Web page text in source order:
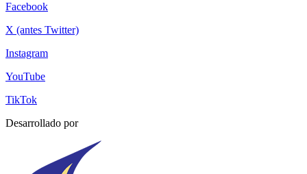
Facebook
X (antes Twitter)
Instagram
YouTube
TikTok
Desarrollado por